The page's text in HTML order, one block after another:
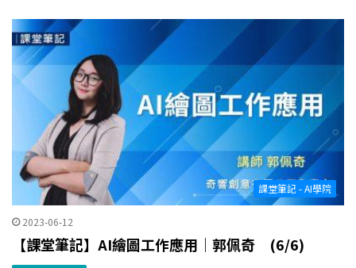
課堂筆記 - AI學院
2023-06-12
【課堂筆記】AI繪圖工作應用｜郭佩奇 (6/6)